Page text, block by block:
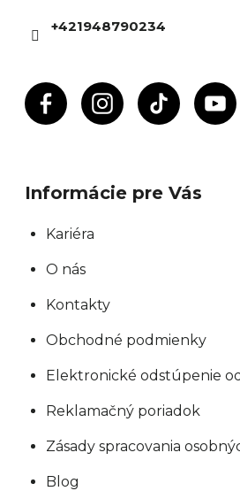
+421948790234
Informácie pre Vás
Kariéra
O nás
Kontakty
Obchodné podmienky
Elektronické odstúpenie
Reklamačný poriadok
Zásady spracovania
Blog